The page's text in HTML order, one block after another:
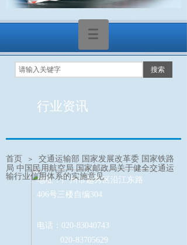
搜索
行业资讯
首页 ＞
交通运输部 国家发展改革委 国家铁路
局 中国民用航空局 国家邮政局关于健全交通运
输行业信用体系的实施意见
地址：广州市越秀区沿江东路
406号三楼自编304
电话：020-83040743
020-83705629